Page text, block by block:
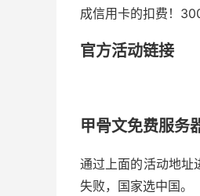
成信用卡的扣费！
官方活动链接
甲骨文免费服务
通过上面的活动地址
失败，国家选中国。